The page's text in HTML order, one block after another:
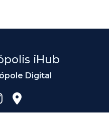
iHub
Digital